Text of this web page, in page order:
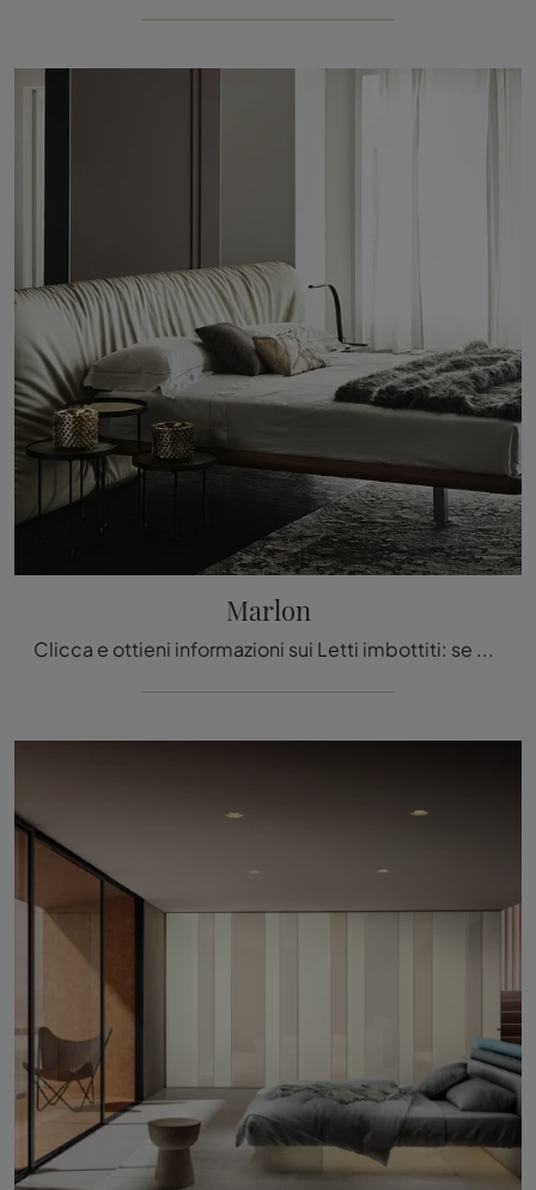
Marlon
Clicca e ottieni informazioni sui Letti imbottiti: se sei alla ricerca di modelli matrimoniali design, il modello Marlon Cattelan Italia fa per te.